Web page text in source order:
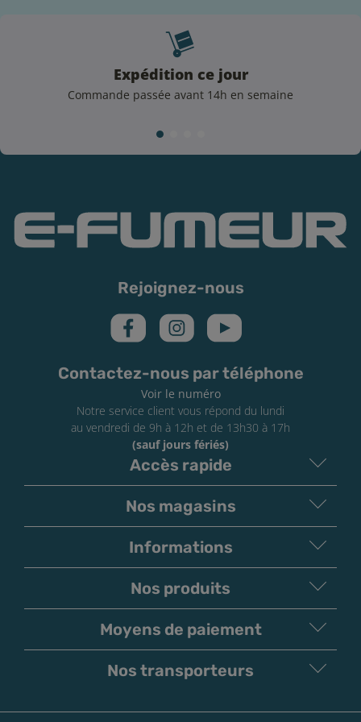
Expédition ce jour
Commande passée avant 14h en semaine
Rejoignez-nous
Contactez-nous par téléphone
Voir le numéro
Notre service client vous répond du lundi
au vendredi de 9h à 12h et de 13h30 à 17h
(sauf jours fériés)
Accès rapide
Nos magasins
Informations
Nos produits
Moyens de paiement
Nos transporteurs